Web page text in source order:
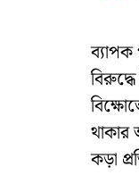
ব্যাপক
কড়া